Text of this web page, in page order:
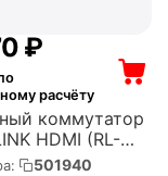
₽
расчёту
коммутатор
HDMI (RL-
501940